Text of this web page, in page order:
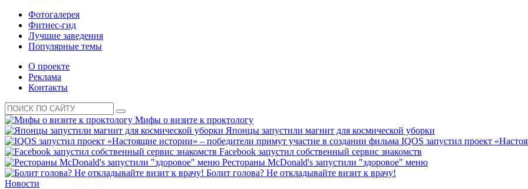
Фотогалерея
Фитнес-гид
Лучшие заведения
Популярные темы
О проекте
Реклама
Контакты
Мифы о визите к проктологу
Японцы запустили магнит для космической уборки
IQOS запустил проект
Facebook запустил собственный сервис знакомств
Рестораны McDonald's запустили "здоровое" меню
Болит голова? Не откладывайте визит к врачу!
Новости